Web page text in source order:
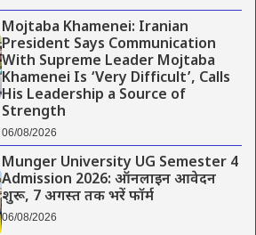
Mojtaba Khamenei: Iranian
President Says Communication
With Supreme Leader Mojtaba
Khamenei Is ‘Very Difficult’, Calls
His Leadership a Source of
Strength
06/08/2026
Munger University UG Semester 4
Admission 2026: ऑनलाइन आवेदन
शुरू, 7 अगस्त तक भरें फॉर्म
06/08/2026